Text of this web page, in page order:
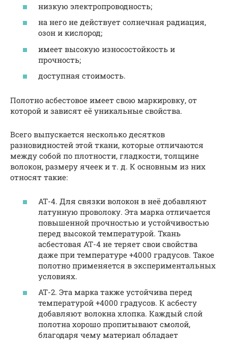
низкую электропроводность;
на него не действует солнечная радиация,
озон и кислород;
имеет высокую износостойкость и
прочность;
доступная стоимость.
Полотно асбестовое имеет свою маркировку, от
которой и зависят её уникальные свойства.
Всего выпускается несколько десятков
разновидностей этой ткани, которые отличаются
между собой по плотности, гладкости, толщине
волокон, размеру ячеек и т. д. К основным из них
относят такие:
АТ-4. Для связки волокон в неё добавляют
латунную проволоку. Эта марка отличается
повышенной прочностью и устойчивостью
перед высокой температурой. Ткань
асбестовая АТ-4 не теряет свои свойства
даже при температуре +4000 градусов. Такое
полотно применяется в экспериментальных
условиях.
АТ-2. Эта марка также устойчива перед
температурой +4000 градусов. К асбесту
добавляют волокна хлопка. Каждый слой
полотна хорошо пропитывают смолой,
благодаря чему материал обладает